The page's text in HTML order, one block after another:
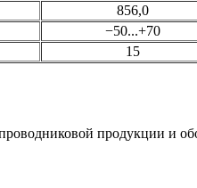
856,0
−50...+70
15
продукции и